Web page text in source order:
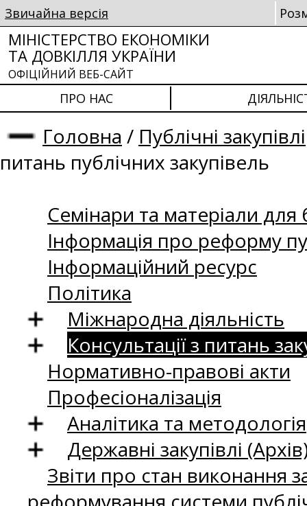
Звичайна версія
МІНІСТЕРСТВО ЕКОНОМІКИ
ТА ДОВКІЛЛЯ УКРАЇНИ
ОФІЦІЙНИЙ ВЕБ-САЙТ
ПРО НАС
Головна / Публічні закупівлі
питань публічних закупівель
Семінари та матеріали для
Інформація про реформу
Інформаційний ресурс
Політика
Міжнародна діяльність
Консультації з питань
Нормативно-правові акти
Професіоналізація
Аналітика та методологія
Державні закупівлі
Звіти про стан виконання